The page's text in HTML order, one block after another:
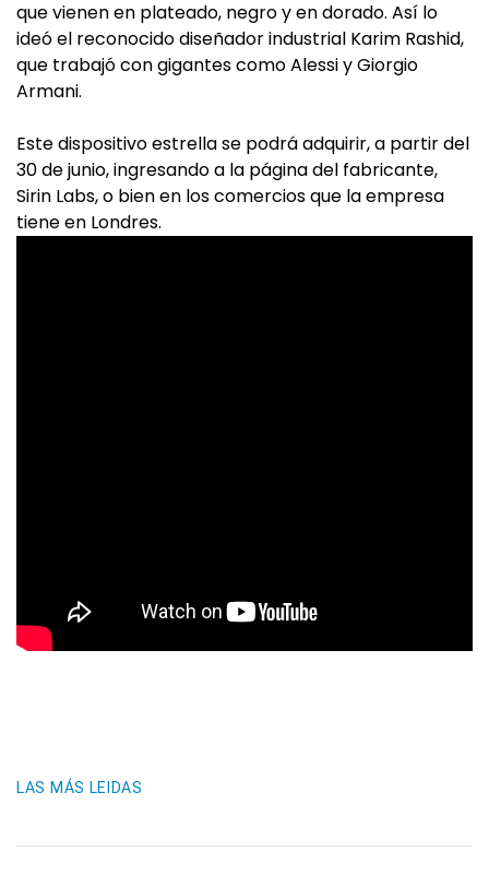
que vienen en plateado, negro y en dorado. Así lo
ideó el reconocido diseñador industrial Karim Rashid,
que trabajó con gigantes como Alessi y Giorgio
Armani.
Este dispositivo estrella se podrá adquirir, a partir del
30 de junio, ingresando a la página del fabricante,
Sirin Labs, o bien en los comercios que la empresa
tiene en Londres.
LAS MÁS LEIDAS